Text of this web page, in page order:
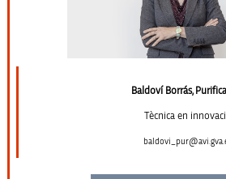
Baldoví Borrás,
Tècnica en